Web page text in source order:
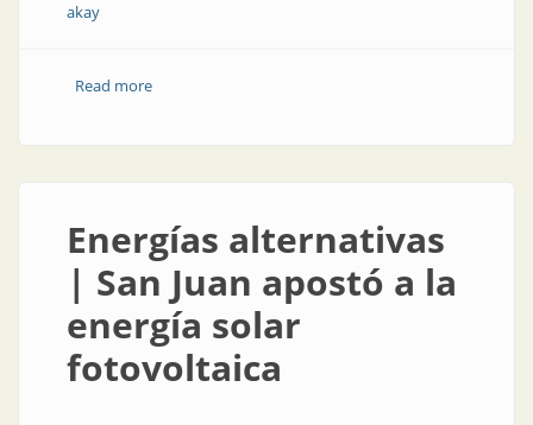
akay
Read moreabout IEEE festejó su aniversario
Energías alternativas
| San Juan apostó a la
energía solar
fotovoltaica